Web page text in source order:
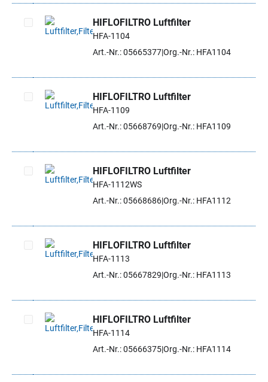
Artikel auswählen
HIFLOFILTRO Luftfilter
HFA-1104
Art.-Nr.: 05665377Org.-Nr.: HFA1104
Artikel auswählen
HIFLOFILTRO Luftfilter
HFA-1109
Art.-Nr.: 05668769 Org.-Nr.: HFA1109
Artikel auswählen
HIFLOFILTRO Luftfilter
HFA-1112WS
Art.-Nr.: 05668686Org.-Nr.: HFA1112
Artikel auswählen
HIFLOFILTRO Luftfilter
HFA-1113
Art.-Nr.: 05667829 Org.-Nr.: HFA1113
Artikel auswählen
HIFLOFILTRO Luftfilter
HFA-1114
Art.-Nr.: 05666375Org.-Nr.: HFA1114